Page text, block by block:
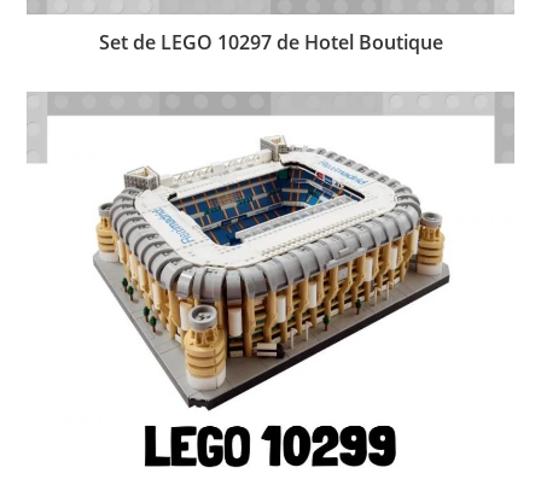
Set de LEGO 10297 de Hotel Boutique